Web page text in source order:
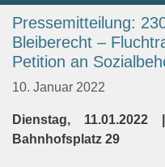
springen
Pressemitteilung:
Bleiberecht –
Petition an
10. Januar 2022
Dienstag,
Bahnhofsplatz 29